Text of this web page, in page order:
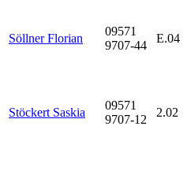
Söllner Florian
09571
9707-44
E.04
Stöckert Saskia
09571
9707-12
2.02